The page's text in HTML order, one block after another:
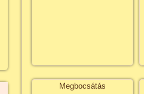
Megbocsátás